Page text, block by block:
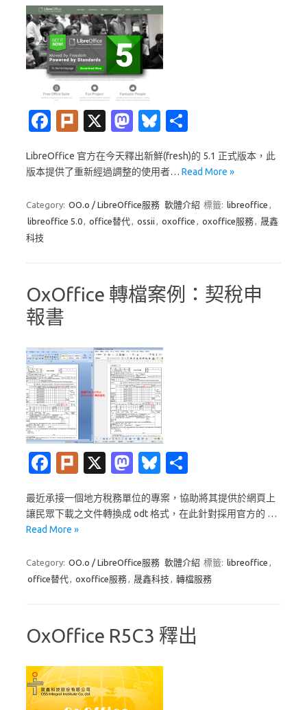
Fa
e
o
o
Pl
k
X
M
t
d
o
Bl
es
y
LibreOffice 官方在今天釋出新鮮(fresh)的 5.1 正式版本，此
版本提供了重新經過調整的使用者… Read More »
Category: OO.o / LibreOffice服務 軟體介紹 標籤: libreoffice ,
libreoffice 5.0, office替代, ossii , oxoffice , oxoffice服務, 晟鑫
科技
OxOffice 轉檔案例：契稅申
報書
Fa
e
b
o
Pl
k
X
M
t
o
Bl
es
最近承接一個地方稅務單位的專案，協助將其提供於網頁上
讓民眾下載之文件轉換成 odt 格式，在此針對採用官方的 …
Read More »
Category: OO.o / LibreOffice服務 軟體介紹 標籤: libreoffice ,
office替代, oxoffice服務, 晟鑫科技 , 轉檔服務
OxOffice R5C3 釋出